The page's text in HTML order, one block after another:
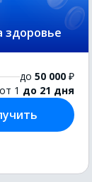
здоровье
до 50 000 ₽
от 1 до 21 дня